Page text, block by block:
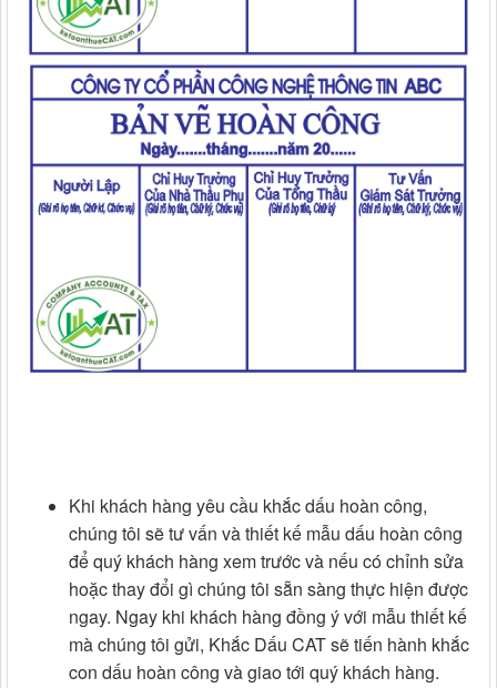
Khi khách hàng yêu cầu khắc dấu hoàn công,
chúng tôi sẽ tư vấn và thiết kế mẫu dấu hoàn công
để quý khách hàng xem trước và nếu có chỉnh sửa
hoặc thay đổi gì chúng tôi sẵn sàng thực hiện được
ngay. Ngay khi khách hàng đồng ý với mẫu thiết kế
mà chúng tôi gửi, Khắc Dấu CAT sẽ tiến hành khắc
con dấu hoàn công và giao tới quý khách hàng.